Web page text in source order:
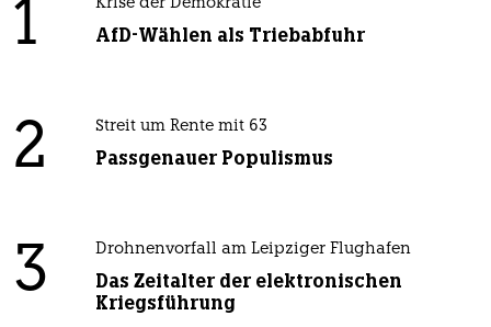
1 Krise der Demokratie
AfD-Wählen als Triebabfuhr
2 Streit um Rente mit 63
Passgenauer Populismus
3 Drohnenvorfall am Leipziger Flughafen
Das Zeitalter der elektronischen
Kriegsführung